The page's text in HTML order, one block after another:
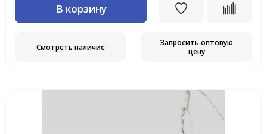
В корзину
Смотреть наличие
Запросить оптовую
цену